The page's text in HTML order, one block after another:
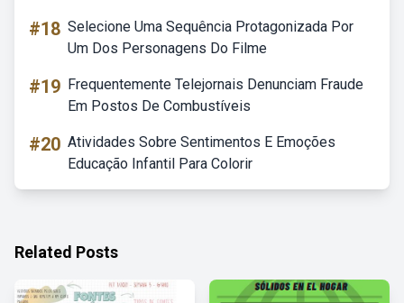
#18 Selecione Uma Sequência Protagonizada Por
Um Dos Personagens Do Filme
#19 Frequentemente Telejornais Denunciam Fraude
Em Postos De Combustíveis
#20 Atividades Sobre Sentimentos E Emoções
Educação Infantil Para Colorir
Related Posts